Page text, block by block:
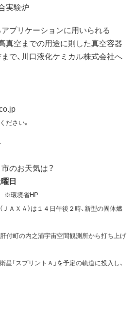
実験炉
プリケーションに用いられる
真空までの用途に則した真空容器
で、川口液化ケミカル株式会社へ
さい。
のお天気は？
日
※環境省HP
ＡＸＡ）は１４日午後２時、新型の固体燃
付町の内之浦宇宙空間観測所から打ち上げ
「スプリントＡ」を予定の軌道に投入し、